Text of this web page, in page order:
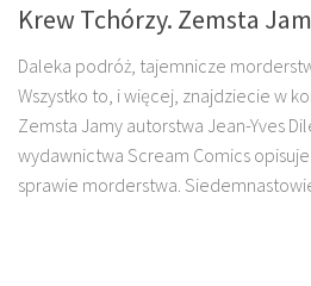
Krew Tchórzy. Zemsta
Daleka podróż, tajemnicze
Wszystko to, i więcej, znajdziecie w
Zemsta Jamy autorstwa Jean-Yves
wydawnictwa Scream Comics
sprawie morderstwa.